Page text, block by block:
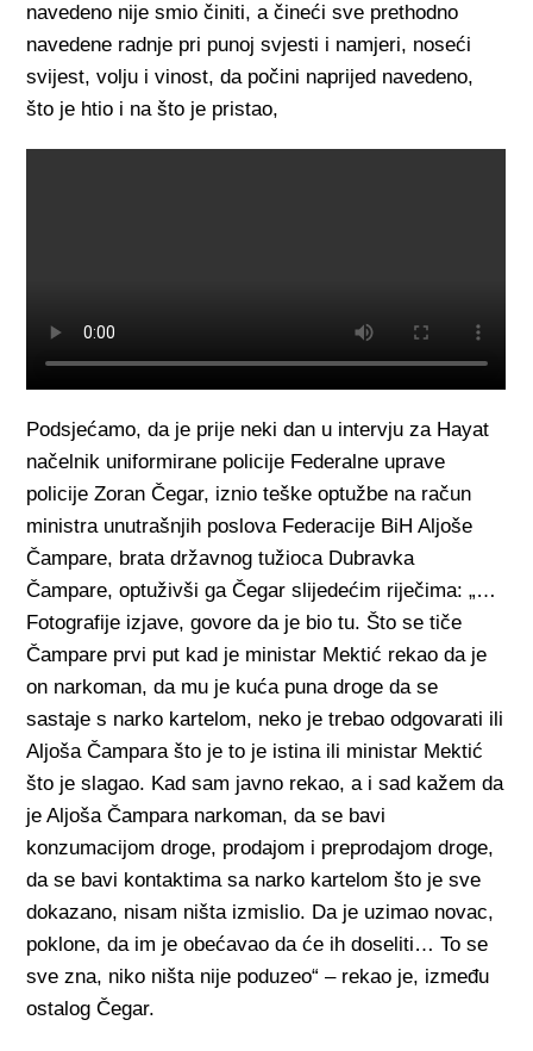
navedeno nije smio činiti, a čineći sve prethodno
navedene radnje pri punoj svjesti i namjeri, noseći
svijest, volju i vinost, da počini naprijed navedeno,
što je htio i na što je pristao,
Podsjećamo, da je prije neki dan u intervju za Hayat
načelnik uniformirane policije Federalne uprave
policije Zoran Čegar, iznio teške optužbe na račun
ministra unutrašnjih poslova Federacije BiH Aljoše
Čampare, brata državnog tužioca Dubravka
Čampare, optuživši ga Čegar slijedećim riječima: „…
Fotografije izjave, govore da je bio tu. Što se tiče
Čampare prvi put kad je ministar Mektić rekao da je
on narkoman, da mu je kuća puna droge da se
sastaje s narko kartelom, neko je trebao odgovarati ili
Aljoša Čampara što je to je istina ili ministar Mektić
što je slagao. Kad sam javno rekao, a i sad kažem da
je Aljoša Čampara narkoman, da se bavi
konzumacijom droge, prodajom i preprodajom droge,
da se bavi kontaktima sa narko kartelom što je sve
dokazano, nisam ništa izmislio. Da je uzimao novac,
poklone, da im je obećavao da će ih doseliti… To se
sve zna, niko ništa nije poduzeo“ – rekao je, između
ostalog Čegar.